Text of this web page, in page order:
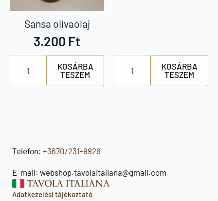
Sansa olívaolaj
3.200 Ft
Sansa
olívaolaj
mennyiség
KOSÁRBA
TESZEM
Sagra
extra
olívaolaj
KOSÁRBA
TESZEM
Telefon: +3670/231-9926
E-mail: webshop.tavolaitaliana@gmail.com
Adatkezelési tájékoztató